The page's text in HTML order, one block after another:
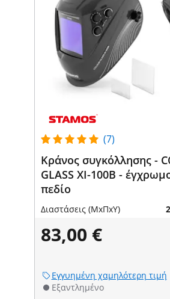
(7)
Κράνος συγκόλλησης -
GLASS XI-100B -
πεδίο
Διαστάσεις (ΜxΠxΥ)
83,00 €
Εγγυημένη χαμηλότερη τιμή
Εξαντλημένο